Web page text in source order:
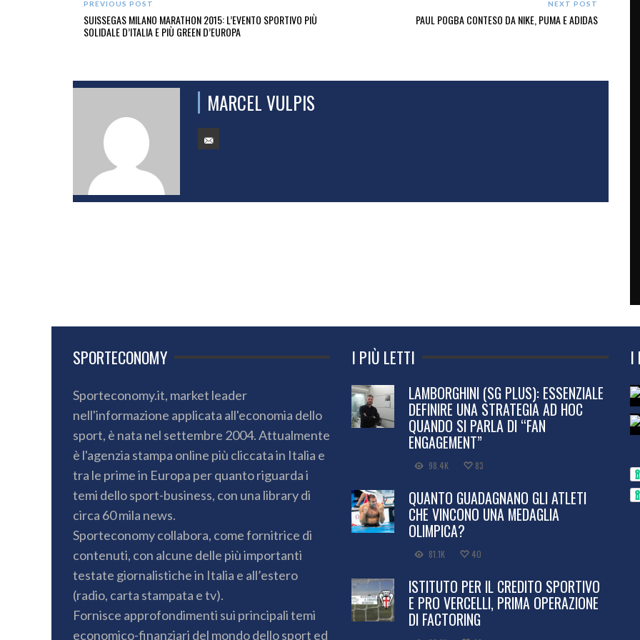
PREVIOUS POST
SUISSEGAS MILANO MARATHON 2015: L’EVENTO SPORTIVO PIÙ
SOLIDALE D’ITALIA E PIÙ GREEN D’EUROPA
NEXT POST
PAUL POGBA CONTESO DA NIKE, PUMA E ADIDAS
MARCEL VULPIS
SPORTECONOMY
Sporteconomy.it, market leader
nell'informazione applicata all'economia dello
sport, è nata nel settembre 2004. Attualmente
è l'agenzia stampa online più cliccata in Italia e
tra le prime in Europa per quanto riguarda i
temi dello sport-business, con una library di
circa 60 mila news.
Sporteconomy collabora, come fornitrice di
contenuti, con alcune delle più importanti
testate giornalistiche in Italia e all’estero
(radio, carta stampata e tv).
Fornisce approfondimenti sui principali temi
economico-finanziari del mondo dello sport ed
I PIÙ LETTI
LAMBORGHINI (SG PLUS): ESSENZIALE
DEFINIRE UNA STRATEGIA AD HOC
QUANDO SI PARLA DI “FAN
ENGAGEMENT”
98.4K 83
QUANTO GUADAGNANO GLI ATLETI
CHE VINCONO UNA MEDAGLIA
OLIMPICA?
81.1K 40
ISTITUTO PER IL CREDITO SPORTIVO
E PRO VERCELLI, PRIMA OPERAZIONE
DI FACTORING
I